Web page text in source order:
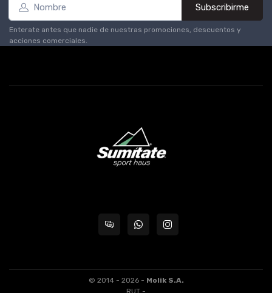
Subscribirme
Enterate antes que nadie de nuestras promociones, descuentos y
acciones comerciales.
© 2014 - 2026 - Molik S.A.